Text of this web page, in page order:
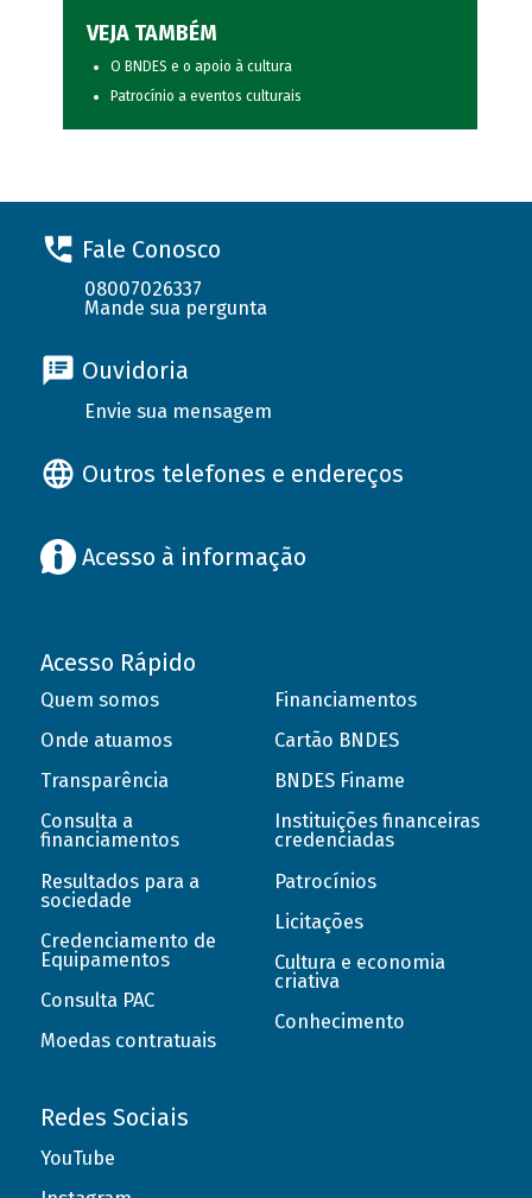
VEJA TAMBÉM
O BNDES e o apoio à cultura
Patrocínio a eventos culturais
Fale Conosco
08007026337
Mande sua pergunta
Ouvidoria
Envie sua mensagem
Outros telefones e endereços
Acesso à informação
Acesso Rápido
Quem somos
Onde atuamos
Transparência
Consulta a
financiamentos
Resultados para a
sociedade
Credenciamento de
Equipamentos
Consulta PAC
Moedas contratuais
Financiamentos
Cartão BNDES
BNDES Finame
Instituições financeiras
credenciadas
Patrocínios
Licitações
Cultura e economia
criativa
Conhecimento
Redes Sociais
YouTube